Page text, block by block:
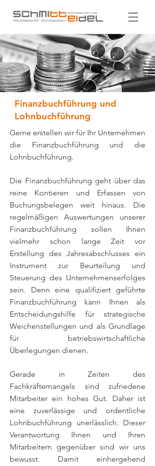
Finanzbuchführung und
Lohnbuchführung
Gerne erstellen wir für Ihr Unternehmen
die Finanzbuchführung und die
Lohnbuchführung.
Die Finanzbuchführung geht über das
reine Kontieren und Erfassen von
Buchungsbelegen weit hinaus. Die
regelmäßigen Auswertungen unserer
Finanzbuchführung sollen Ihnen
vielmehr schon lange Zeit vor
Erstellung des Jahresabschlusses ein
Instrument zur Beurteilung und
Steuerung des Unternehmenserfolges
sein. Denn eine qualifiziert geführte
Finanzbuchführung kann Ihnen als
Entscheidungshilfe für strategische
Weichenstellungen und als Grundlage
für betriebswirtschaftliche
Überlegungen dienen.
Gerade in Zeiten des
Fachkräftemangels sind zufriedene
Mitarbeiter ein hohes Gut. Daher ist
eine zuverlässige und ordentliche
Lohnbuchführung unerlässlich. Dieser
Verantwortung Ihnen und Ihren
Mitarbeitern gegenüber sind wir uns
bewusst. Damit einhergehend